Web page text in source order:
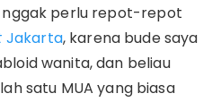
nggak perlu repot-repot
Jakarta, karena bude saya
wanita, dan beliau
satu MUA yang biasa